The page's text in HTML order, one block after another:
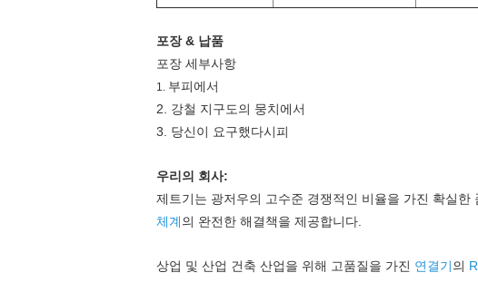
포장 & 납품
포장 세부사항
1. 부피에서
2. 강철 지구도의 뭉치에서
3. 당신이 요구했다시피
우리의 회사:
제트기는 광저우의 고수준 경쟁적인 비율을 가진 확실
체계의 완전한 해결책을 제공합니다.
상업 및 산업 건축 산업을 위해 고품질을 가진 연결기의